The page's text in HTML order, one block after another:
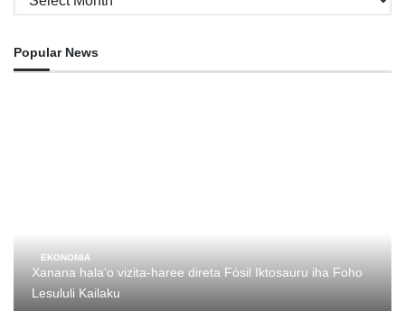
Popular News
EKONOMIA
Xanana hala’o vizita-haree direta Fósil Iktosauru iha Foho
Lesululi Kailaku